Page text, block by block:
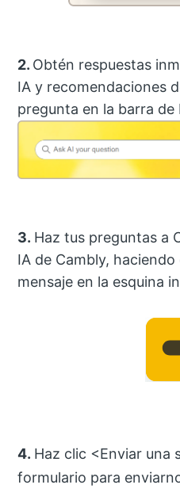
2. Obtén respuestas
IA y recomendaciones
pregunta en la barra de
3. Haz tus preguntas a
IA de Cambly,
mensaje en la esquina
4. Haz clic <Enviar una
formulario para